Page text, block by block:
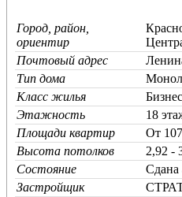
Город, район,
ориентир
Почтовый адрес
Тип дома
Класс жилья
Бизнес
Этажность
18
Площади квартир
От
Высота потолков
2,92 -
Состояние
Cдана
Застройщик